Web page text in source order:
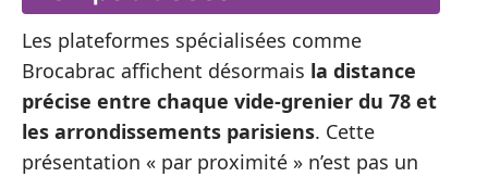
Les plateformes spécialisées comme
Brocabrac affichent désormais la distance
précise entre chaque vide-grenier du 78 et
les arrondissements parisiens. Cette
présentation « par proximité » n’est pas un